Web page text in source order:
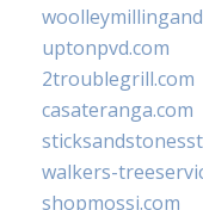
uptonpvd.com
2troublegrill.com
casateranga.com
walkers-
shopmossi.com